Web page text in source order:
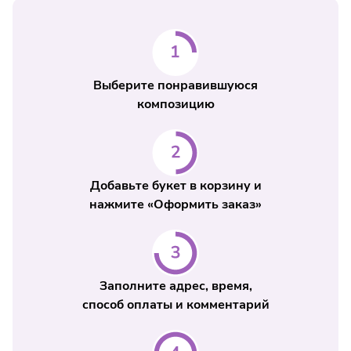
Выберите понравившуюся
композицию
Добавьте букет в корзину и
нажмите «Оформить заказ»
Заполните адрес, время,
способ оплаты и комментарий